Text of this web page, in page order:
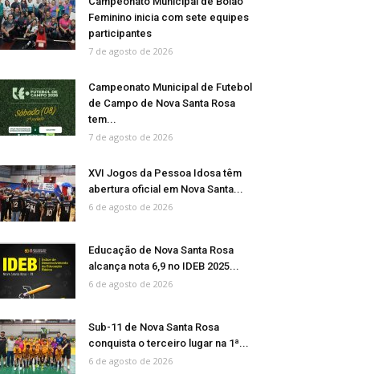
Feminino inicia com sete equipes
participantes
7 de agosto de 2026
Campeonato Municipal de Futebol
de Campo de Nova Santa Rosa
tem...
7 de agosto de 2026
XVI Jogos da Pessoa Idosa têm
abertura oficial em Nova Santa...
6 de agosto de 2026
Educação de Nova Santa Rosa
alcança nota 6,9 no IDEB 2025...
6 de agosto de 2026
Sub-11 de Nova Santa Rosa
conquista o terceiro lugar na 1ª...
6 de agosto de 2026